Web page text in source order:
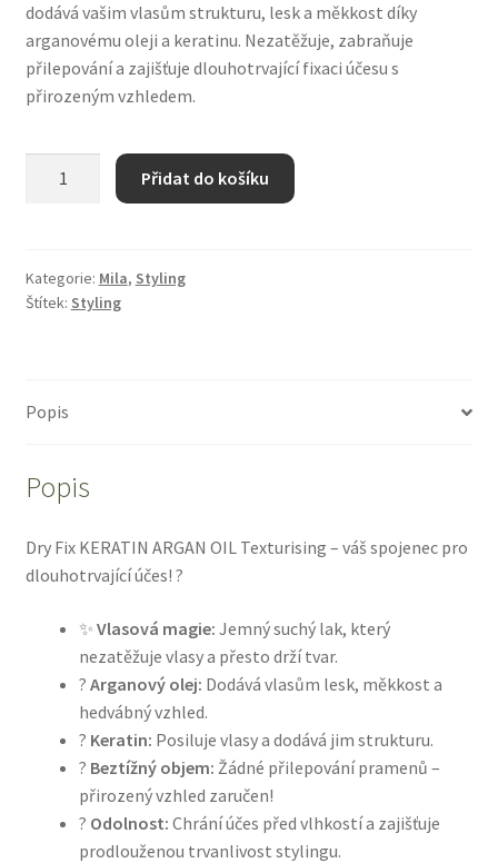
dodává vašim vlasům strukturu, lesk a měkkost díky
arganovému oleji a keratinu. Nezatěžuje, zabraňuje
přilepování a zajišťuje dlouhotrvající fixaci účesu s
přirozeným vzhledem.
FIX
500
Přidat do košíku
Kategorie: Mila, Styling
Štítek: Styling
Popis
Popis
Dry Fix KERATIN ARGAN OIL Texturising – váš spojenec pro
dlouhotrvající účes! ?
✨ Vlasová magie: Jemný suchý lak, který
nezatěžuje vlasy a přesto drží tvar.
? Arganový olej: Dodává vlasům lesk, měkkost a
hedvábný vzhled.
? Keratin: Posiluje vlasy a dodává jim strukturu.
?️ Beztížný objem: Žádné přilepování pramenů –
přirozený vzhled zaručen!
? Odolnost: Chrání účes před vlhkostí a zajišťuje
prodlouženou trvanlivost stylingu.